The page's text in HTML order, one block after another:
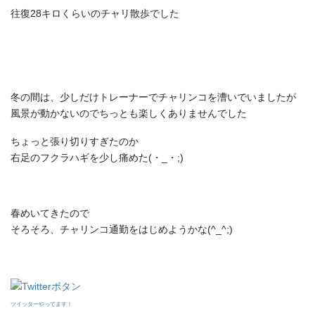
往復28キロくらいのチャリ散歩でした
冬の間は、少しだけトレーナーでチャリンコを漕いでいましたが
風景が動かないのでちっとも楽しくありませんでした
ちょっと張り切りすぎたのか
右足のフクラハギを少し痛めた(・_・;)
春めいてきたので
そろそろ、チャリンコ通勤をはじめようかな(^_^;)
ツイッターやってます！